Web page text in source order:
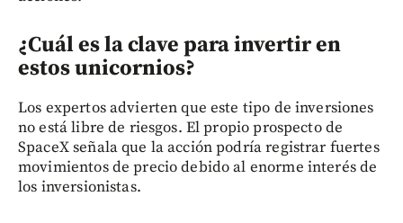
¿Cuál es la clave para invertir en
estos unicornios?
Los expertos advierten que este tipo de inversiones
no está libre de riesgos. El propio prospecto de
SpaceX señala que la acción podría registrar fuertes
movimientos de precio debido al enorme interés de
los inversionistas.